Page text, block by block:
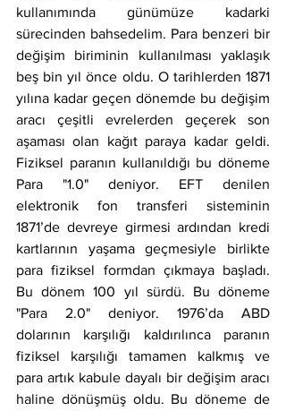
kullanımında günümüze kadarki
sürecinden bahsedelim. Para benzeri bir
değişim biriminin kullanılması yaklaşık
beş bin yıl önce oldu. O tarihlerden 1871
yılına kadar geçen dönemde bu değişim
aracı çeşitli evrelerden geçerek son
aşaması olan kağıt paraya kadar geldi.
Fiziksel paranın kullanıldığı bu döneme
Para "1.0" deniyor. EFT denilen
elektronik fon transferi sisteminin
1871’de devreye girmesi ardından kredi
kartlarının yaşama geçmesiyle birlikte
para fiziksel formdan çıkmaya başladı.
Bu dönem 100 yıl sürdü. Bu döneme
"Para 2.0" deniyor. 1976’da ABD
dolarının karşılığı kaldırılınca paranın
fiziksel karşılığı tamamen kalkmış ve
para artık kabule dayalı bir değişim aracı
haline dönüşmüş oldu. Bu döneme de